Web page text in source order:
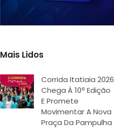
Mais Lidos
Corrida Itatiaia 2026
Chega À 10ª Edição
E Promete
Movimentar A Nova
Praça Da Pampulha